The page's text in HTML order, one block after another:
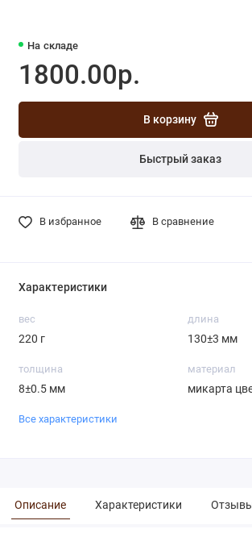
На складе
1800.00р.
В корзину
Быстрый заказ
В избранное В сравнение
Характеристики
вес
220 г
длина
130±3 мм
толщина
8±0.5 мм
материал
микарта
Все характеристики
Описание Характеристики